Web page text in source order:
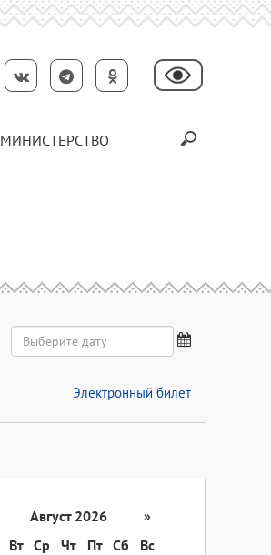
МИНИСТЕРСТВО
Электронный билет
Август 2026
»
Вт Ср Чт Пт Сб
Вс